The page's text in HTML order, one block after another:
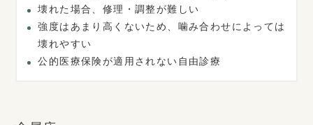
壊れた場合、修理・調整が難しい
強度はあまり高くないため、噛み合わせによっては
壊れやすい
公的医療保険が適用されない自由診療